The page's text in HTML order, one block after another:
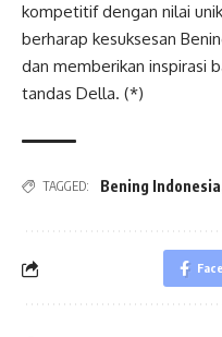
kompetitif dengan nilai
berharap kesuksesan
dan memberikan inspirasi
tandas Della. (*)
TAGGED: Bening Indonesia